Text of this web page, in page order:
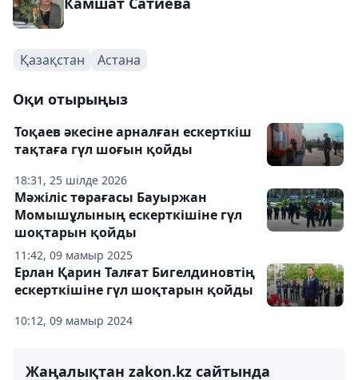
Қазақстан Астана
Оқи отырыңыз
18:31, 25 шілде 2026
Тоқаев әкесіне арналған ескерткіш
тақтаға гүл шоғын қойды
11:42, 09 мамыр 2025
Мәжіліс төрағасы Бауыржан
Момышұлының ескерткішіне гүл
шоқтарын қойды
10:12, 09 мамыр 2024
Ерлан Қарин Талғат Бигелдиновтің
ескерткішіне гүл шоқтарын қойды
Жаңалықтан zakon.kz сайтында